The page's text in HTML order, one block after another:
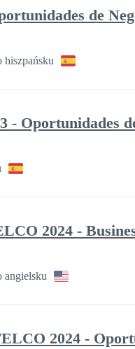
de
hiszpańsku
- Oportunidades
2024 -
angielsku
2024 -